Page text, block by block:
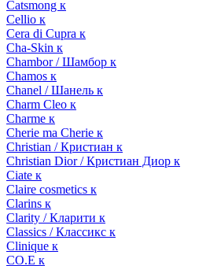
Catsmong к
Cellio к
Cera di Cupra к
Cha-Skin к
Chambor / Шамбор к
Chamos к
Chanel / Шанель к
Charm Cleo к
Charme к
Cherie ma Cherie к
Christian / Кристиан к
Christian Dior / Кристиан Диор к
Ciate к
Claire cosmetics к
Clarins к
Clarity / Кларити к
Classics / Классикс к
Clinique к
CO.E к